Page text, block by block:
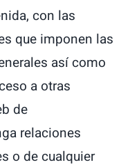
con las
que imponen las
así como
a otras
de
relaciones
o de cualquier